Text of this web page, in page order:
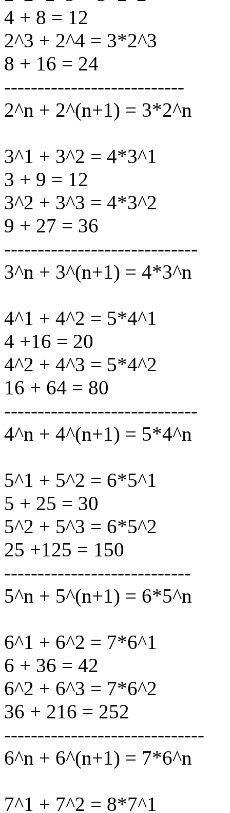
4 + 8 = 12
2^3 + 2^4 = 3*2^3
8 + 16 = 24
---------------------------
2^n + 2^(n+1) = 3*2^n
3^1 + 3^2 = 4*3^1
3 + 9 = 12
3^2 + 3^3 = 4*3^2
9 + 27 = 36
-----------------------------
3^n + 3^(n+1) = 4*3^n
4^1 + 4^2 = 5*4^1
4 +16 = 20
4^2 + 4^3 = 5*4^2
16 + 64 = 80
-----------------------------
4^n + 4^(n+1) = 5*4^n
5^1 + 5^2 = 6*5^1
5 + 25 = 30
5^2 + 5^3 = 6*5^2
25 +125 = 150
----------------------------
5^n + 5^(n+1) = 6*5^n
6^1 + 6^2 = 7*6^1
6 + 36 = 42
6^2 + 6^3 = 7*6^2
36 + 216 = 252
------------------------------
6^n + 6^(n+1) = 7*6^n
7^1 + 7^2 = 8*7^1